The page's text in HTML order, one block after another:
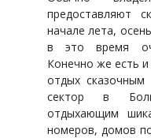
предоставляют
начале лета,
в это время
Конечно же есть и
отдых
сектор в
отдыхающим
номеров, домов